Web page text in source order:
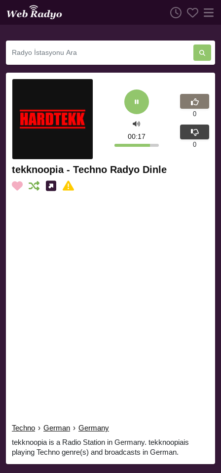
tekknoopia - Techno Radyo Dinle
Techno › German › Germany
tekknoopia is a Radio Station in Germany. tekknoopiais
playing Techno genre(s) and broadcasts in German.
00:17
0
0